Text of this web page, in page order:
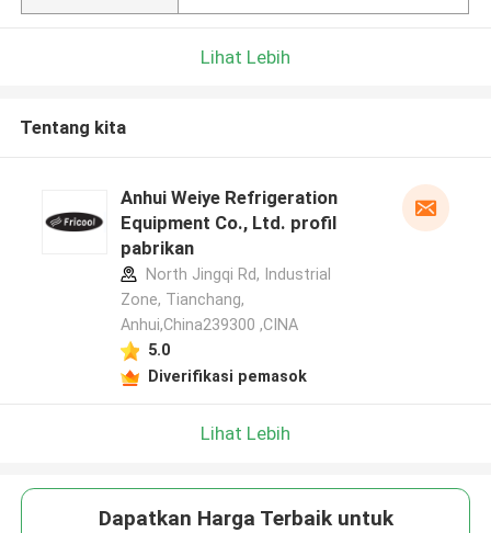
Lihat Lebih
Tentang kita
Anhui Weiye Refrigeration
Equipment Co., Ltd. profil
pabrikan
North Jingqi Rd, Industrial
Zone, Tianchang,
Anhui,China239300 ,CINA
5.0
Diverifikasi pemasok
Lihat Lebih
Dapatkan Harga Terbaik untuk